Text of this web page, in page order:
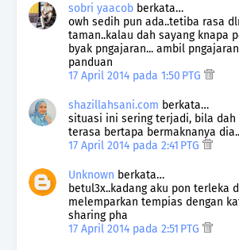
sobri yaacob berkata…
owh sedih pun ada..tetiba rasa
taman..kalau dah sayang knapa
byak pngajaran... ambil
panduan
17 April 2014 pada 1:50 PTG
shazillahsani.com berkata…
situasi ini sering terjadi, bila dah
terasa bertapa bermaknanya dia..
17 April 2014 pada 2:41 PTG
Unknown berkata…
betul3x..kadang aku pon terleka
melemparkan tempias dengan
sharing pha
17 April 2014 pada 2:51 PTG